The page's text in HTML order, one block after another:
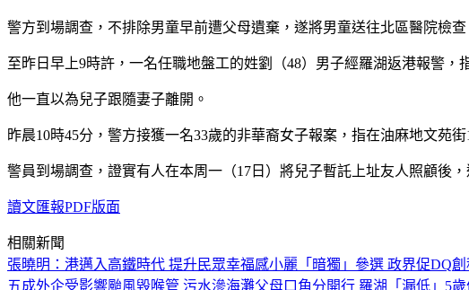
警方到場調查，不排除男童早前遭父母遺棄，遂將男童送往北區醫院檢
至昨日早上9時許，一名任職地盤工的姓劉（48）男子經羅湖返港報警
他一直以為兒子跟隨妻子離開。
昨晨10時45分，警方接獲一名33歲的非華裔女子報案，指在油麻地文苑
警員到場調查，證實有人在本周一（17日）將兒子暫託上址友人照顧後
讀文匯報PDF版面
相關新聞
張曉明：港邁入高鐵時代 提升民眾幸福感小麗「暗獨」參選 政界促DQ創
五成外企受影響颱風毀喉管 污水滲海灘父母口角分開行 羅湖「漏低」5歲